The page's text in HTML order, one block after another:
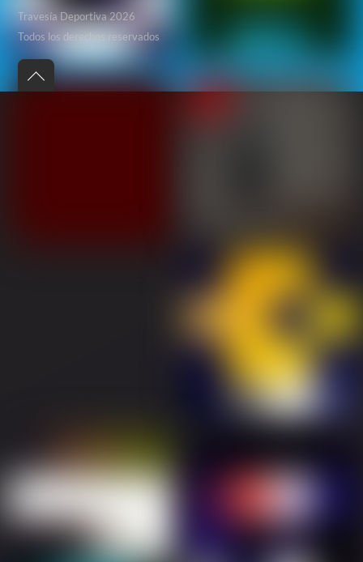
Back
Travesía Deportiva 2026
Todos los derechos reservados